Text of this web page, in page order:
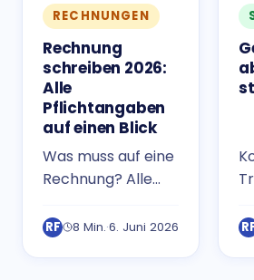
RECHNUNGEN
Rechnung
schreiben 2026:
Alle
Pflichtangaben
auf einen Blick
Was muss auf eine
Rechnung? Alle
häufige Fehler und
RF 8 Min.·6. Juni 2026